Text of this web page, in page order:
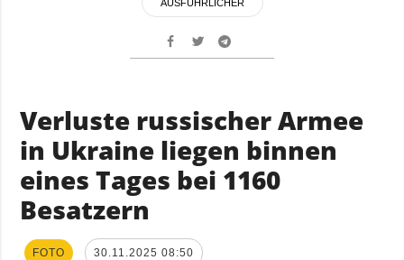
AUSFÜHRLICHER
Verluste russischer Armee
in Ukraine liegen binnen
eines Tages bei 1160
Besatzern
FOTO 30.11.2025 08:50